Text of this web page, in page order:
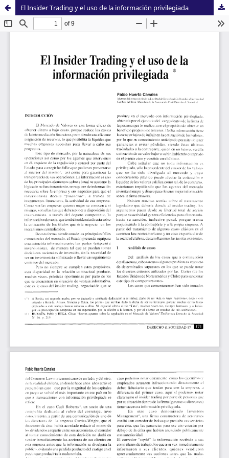
El Insider Trading y el uso de la información privilegiada